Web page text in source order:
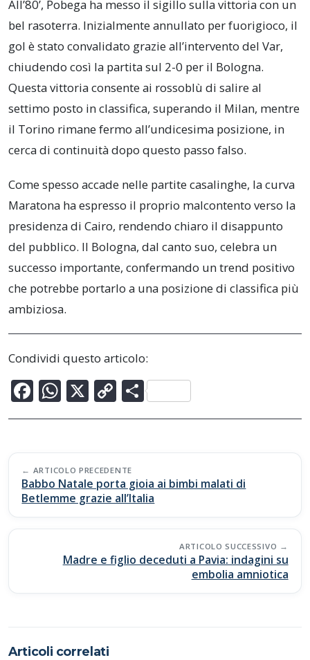
All’80’, Pobega ha messo il sigillo sulla vittoria con un
bel rasoterra. Inizialmente annullato per fuorigioco, il
gol è stato convalidato grazie all’intervento del Var,
chiudendo così la partita sul 2-0 per il Bologna.
Questa vittoria consente ai rossoblù di salire al
settimo posto in classifica, superando il Milan, mentre
il Torino rimane fermo all’undicesima posizione, in
cerca di continuità dopo questo passo falso.
Come spesso accade nelle partite casalinghe, la curva
Maratona ha espresso il proprio malcontento verso la
presidenza di Cairo, rendendo chiaro il disappunto
del pubblico. Il Bologna, dal canto suo, celebra un
successo importante, confermando un trend positivo
che potrebbe portarlo a una posizione di classifica più
ambiziosa.
Condividi questo articolo:
F
ac
b
o
o
k
W
h
s
A
p
p
X C
o
y
Li
n
k
C
o
di
vi
di
Post
navigation
ARTICOLO PRECEDENTE
Babbo Natale porta gioia ai bimbi malati di
Betlemme grazie all’Italia
ARTICOLO SUCCESSIVO
Madre e figlio deceduti a Pavia: indagini su
embolia amniotica
Articoli correlati